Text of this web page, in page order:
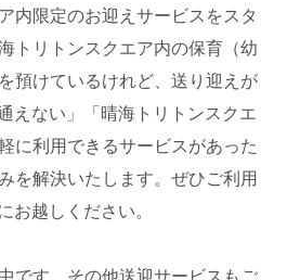
内限定のお迎えサービスをスタ
トリトンスクエア内の保育（幼
預けているけれど、送り迎えが
えない」「晴海トリトンスクエ
に利用できるサービスがあった
を解決いたします。ぜひご利用
お越しください。
です。その他送迎サービスもご